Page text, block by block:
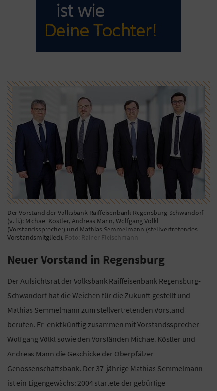
Der Vorstand der Volksbank Raiffeisenbank Regensburg-Schwandorf
(v. li.): Michael Köstler, Andreas Mann, Wolfgang Völkl
(Vorstandssprecher) und Mathias Semmelmann (stellvertretendes
Vorstandsmitglied). Foto: Rainer Fleischmann
Neuer Vorstand in Regensburg
Der Aufsichtsrat der Volksbank Raiffeisenbank Regensburg-
Schwandorf hat die Weichen für die Zukunft gestellt und
Mathias Semmelmann zum stellvertretenden Vorstand
berufen. Er lenkt künftig zusammen mit Vorstandssprecher
Wolfgang Völkl sowie den Vorständen Michael Köstler und
Andreas Mann die Geschicke der Oberpfälzer
Genossenschaftsbank. Der 37-jährige Mathias Semmelmann
ist ein Eigengewächs: 2004 startete der gebürtige